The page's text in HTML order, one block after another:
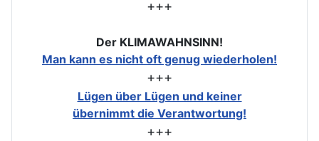
+++
Der KLIMAWAHNSINN!
Man kann es nicht oft genug wiederholen!
+++
Lügen über Lügen und keiner
übernimmt die Verantwortung!
+++